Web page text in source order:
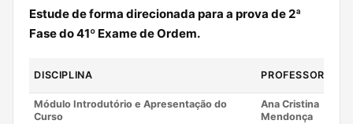
Estude de forma direcionada para a prova de 2ª
Fase do 41º Exame de Ordem.
DISCIPLINA PROFESSOR
Módulo Introdutório e Apresentação do
Curso
Ana Cristina
Mendonça